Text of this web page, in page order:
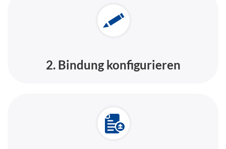
2. Bindung konfigurieren